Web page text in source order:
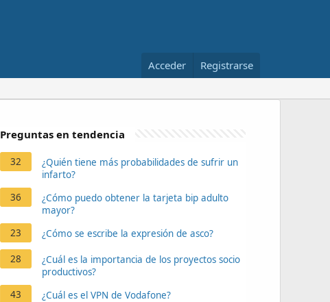
Acceder Registrarse
Preguntas en tendencia
32
¿Quién tiene más probabilidades de sufrir un
infarto?
36
¿Cómo puedo obtener la tarjeta bip adulto
mayor?
23
¿Cómo se escribe la expresión de asco?
28
¿Cuál es la importancia de los proyectos socio
productivos?
43
¿Cuál es el VPN de Vodafone?